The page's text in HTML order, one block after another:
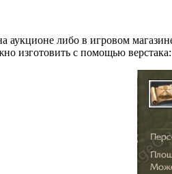
аукционе либо в игровом
изготовить с помощью